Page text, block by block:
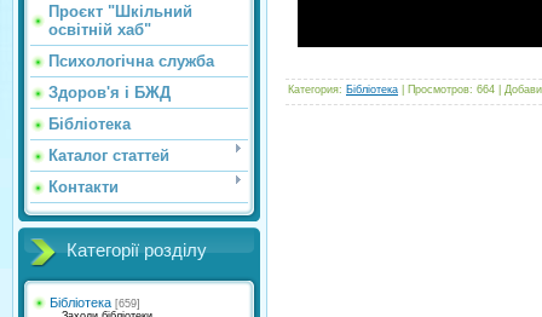
Проєкт "Шкільний
освітній хаб"
Психологічна служба
Здоров'я і БЖД
Бібліотека
Каталог статтей
Контакти
Категорії розділу
Бібліотека [659]
Категория: Бібліотека Просмотров: 664